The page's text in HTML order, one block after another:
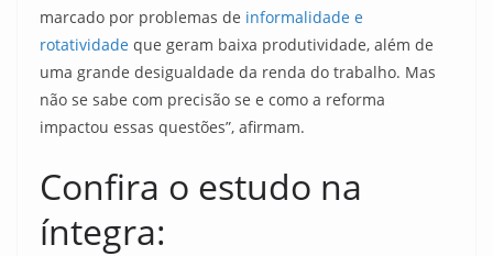
marcado por problemas de informalidade e
rotatividade que geram baixa produtividade, além de
uma grande desigualdade da renda do trabalho. Mas
não se sabe com precisão se e como a reforma
impactou essas questões”, afirmam.
Confira o estudo na
íntegra: